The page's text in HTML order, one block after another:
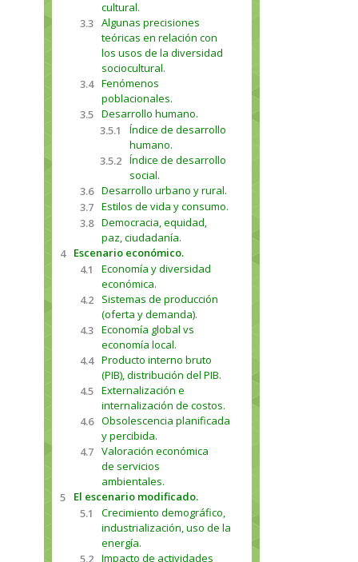
cultural.
3.3 Algunas precisiones
teóricas en relación con
los usos de la diversidad
sociocultural.
3.4 Fenómenos
poblacionales.
3.5 Desarrollo humano.
3.5.1
Índice de desarrollo
humano.
3.5.2 Índice de desarrollo
social.
3.6 Desarrollo urbano y rural.
3.7 Estilos de vida y consumo.
3.8 Democracia, equidad,
paz, ciudadanía.
4
Escenario económico.
4.1
Economía y diversidad
económica.
4.2
Sistemas de producción
(oferta y demanda).
4.3 Economía global vs
economía local.
4.4 Producto interno bruto
(PIB), distribución del PIB.
4.5 Externalización e
internalización de costos.
4.6 Obsolescencia planificada
y percibida.
4.7 Valoración económica
de servicios
ambientales.
5
El escenario modificado.
5.1
Crecimiento demográfico,
industrialización, uso de la
energía.
5.2 Impacto de actividades